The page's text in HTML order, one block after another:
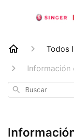
Todos
Información
Buscar